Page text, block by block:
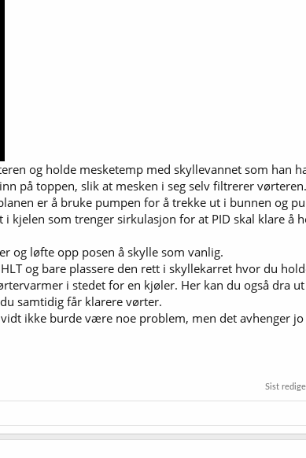
og holde mesketemp med skyllevannet som han
på toppen, slik at mesken i seg selv filtrerer vørteren.
er å bruke pumpen for å trekke ut i bunnen og
kjelen som trenger sirkulasjon for at PID skal klare å
og løfte opp posen å skylle som vanlig.
og bare plassere den rett i skyllekarret hvor du
i stedet for en kjøler. Her kan du også dra
samtidig får klarere vørter.
ikke burde være noe problem, men det avhenger
Sist